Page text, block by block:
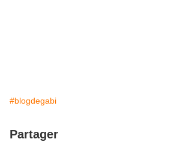
#blogdegabi
Partager